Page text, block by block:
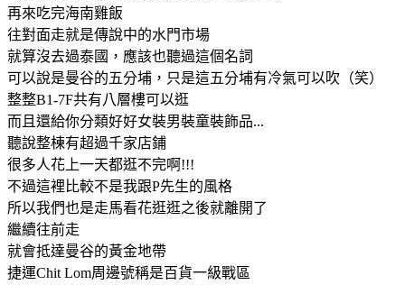
再來吃完海南雞飯
往對面走就是傳說中的水門市場
就算沒去過泰國，應該也聽過這個名詞
可以說是曼谷的五分埔，只是這五分埔有冷氣可以吹（笑）
整整B1-7F共有八層樓可以逛
而且還給你分類好好女裝男裝童裝飾品...
聽說整棟有超過千家店鋪
很多人花上一天都逛不完啊!!!
不過這裡比較不是我跟P先生的風格
所以我們也是走馬看花逛逛之後就離開了
繼續往前走
就會抵達曼谷的黃金地帶
捷運Chit Lom周邊號稱是百貨一級戰區